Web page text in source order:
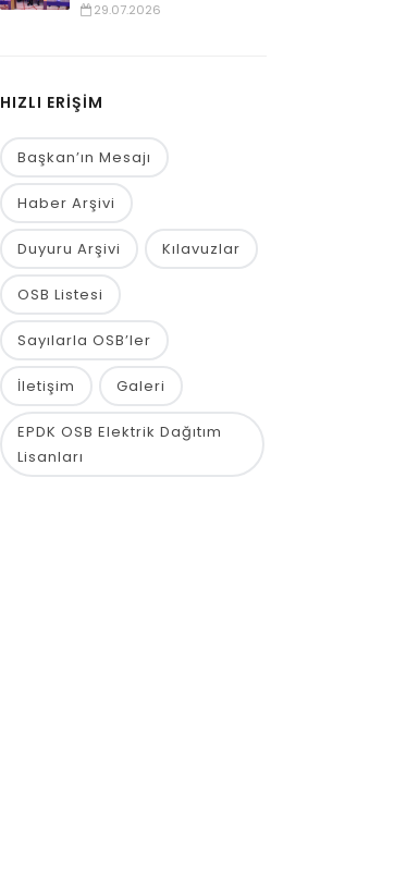
29.07.2026
HIZLI ERİŞİM
Başkan’ın Mesajı
Haber Arşivi
Duyuru Arşivi Kılavuzlar
OSB Listesi
Sayılarla OSB’ler
İletişim Galeri
EPDK OSB Elektrik Dağıtım
Lisanları